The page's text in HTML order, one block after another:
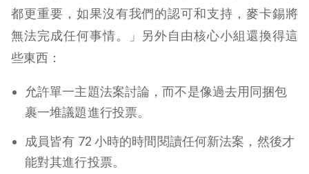
都更重要，如果沒有我們的認可和支持，麥卡錫將
無法完成任何事情。」另外自由核心小組還換得這
些東西：
允許單一主題法案討論，而不是像過去用同捆包
裹一堆議題進行投票。
成員皆有 72 小時的時間閱讀任何新法案，然後才
能對其進行投票。